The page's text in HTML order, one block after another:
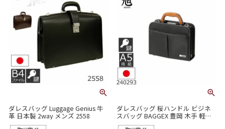
ダレスバッグ Luggage Genius 牛
革 日本製 2way メンズ 2558
ダレスバッグ 桜ハンドル ビジネ
スバッグ BAGGEX 豊岡 木手 軽量
ナイロン メンズ 240293